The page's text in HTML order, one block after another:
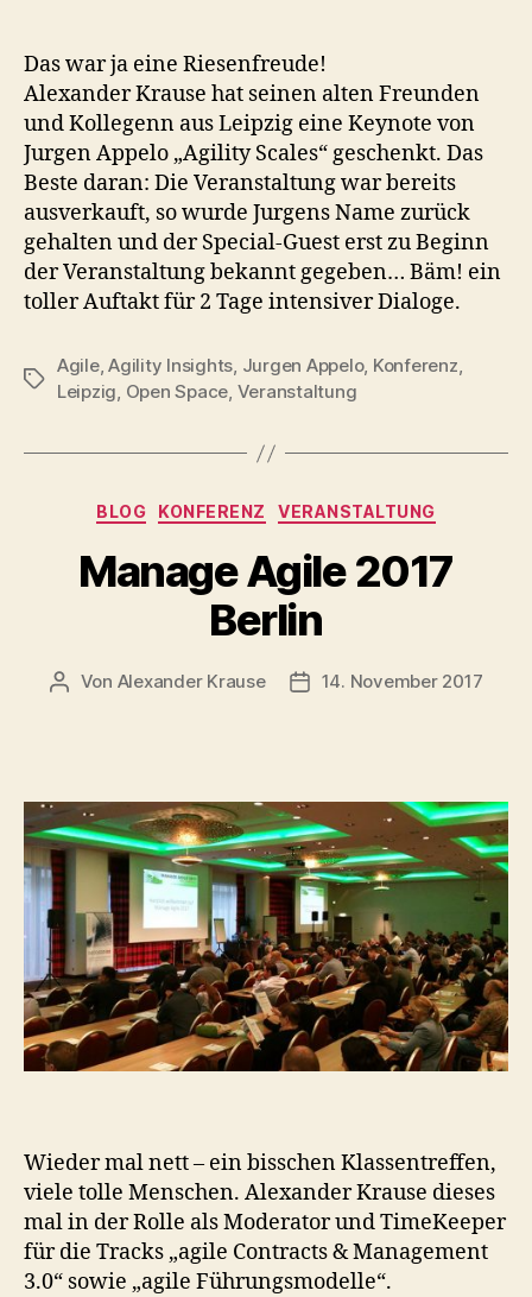
Das war ja eine Riesenfreude!
Alexander Krause hat seinen alten Freunden
und Kollegenn aus Leipzig eine Keynote von
Jurgen Appelo „Agility Scales“ geschenkt. Das
Beste daran: Die Veranstaltung war bereits
ausverkauft, so wurde Jurgens Name zurück
gehalten und der Special-Guest erst zu Beginn
der Veranstaltung bekannt gegeben… Bäm! ein
toller Auftakt für 2 Tage intensiver Dialoge.
Schlagwörter
Agile,Agility Insights, Jurgen Appelo, Konferenz,
Leipzig, Open Space, Veranstaltung
Kategorien
BLOG KONFERENZ VERANSTALTUNG
Manage Agile 2017
Berlin
Beitragsautor
Von Alexander Krause Beitragsdatum
14. November 2017
Wieder mal nett – ein bisschen Klassentreffen,
viele tolle Menschen. Alexander Krause dieses
mal in der Rolle als Moderator und TimeKeeper
für die Tracks „agile Contracts & Management
3.0“ sowie „agile Führungsmodelle“.